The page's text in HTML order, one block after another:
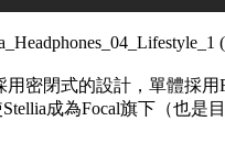
密閉式的設計，單體採用
成為Focal旗下（也是